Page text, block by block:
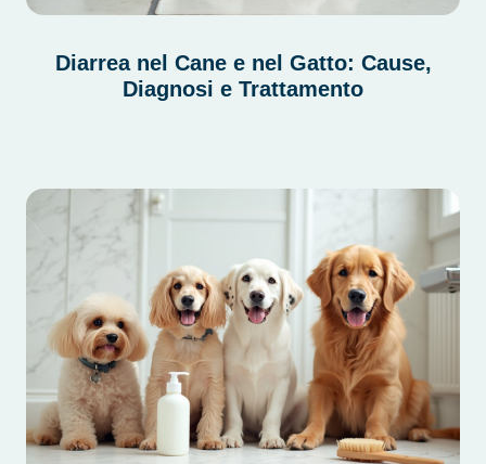
Diarrea nel Cane e nel Gatto: Cause,
Diagnosi e Trattamento